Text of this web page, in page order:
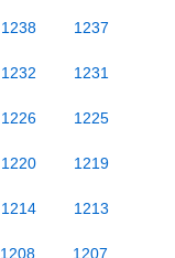
1238 1237
1232 1231
1226 1225
1220 1219
1214 1213
1208 1207